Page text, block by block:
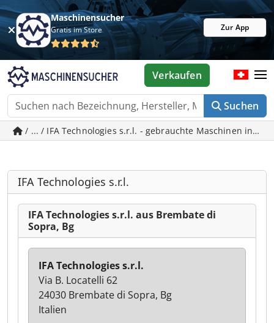
Maschinensucher
Gratis im Store Zur App
Suchen
Verkaufen
/ ... / IFA Technologies s.r.l. - gebrauchte Maschinen in
IFA Technologies s.r.l.
IFA Technologies s.r.l. aus Brembate di
Sopra, Bg
IFA Technologies s.r.l.
Via B. Locatelli 62
24030 Brembate di Sopra, Bg
Italien